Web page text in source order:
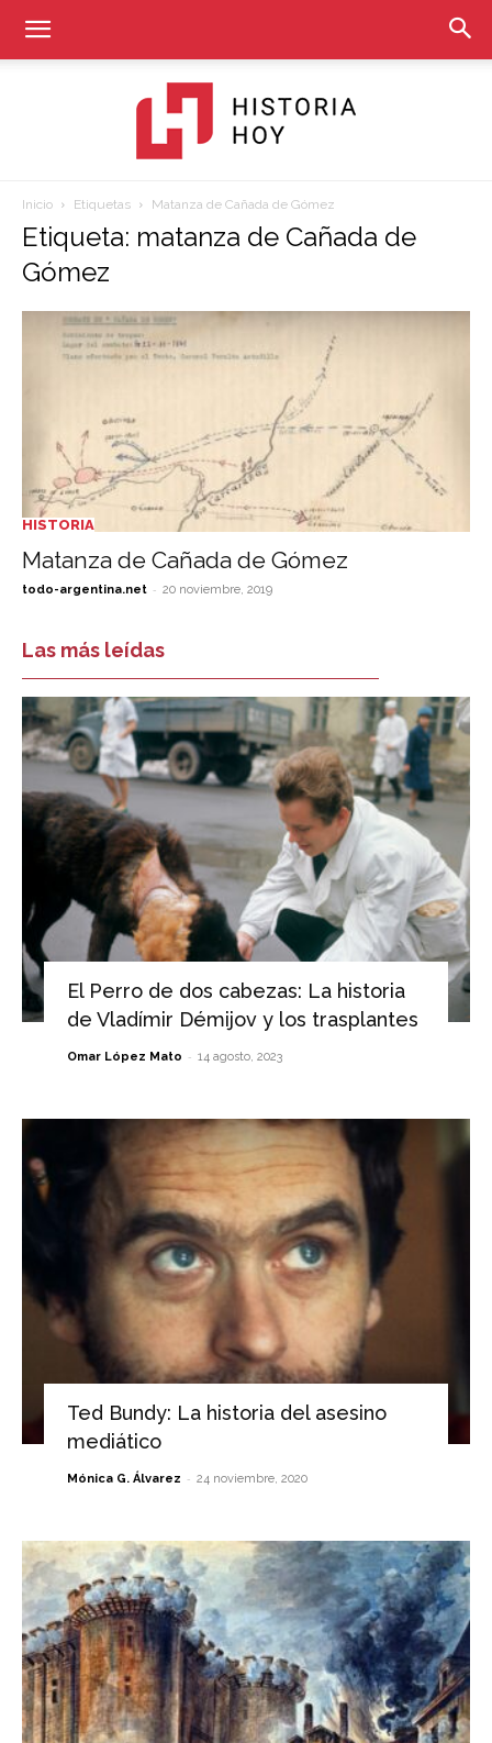
Historia
Hoy
Inicio Etiquetas Matanza de Cañada de Gómez
Etiqueta: matanza de Cañada de
Gómez
HISTORIA
Matanza de Cañada de Gómez
todo-argentina.net - 20 noviembre, 2019
Las más leídas
El Perro de dos cabezas: La historia
de Vladímir Démijov y los trasplantes
Omar López Mato - 14 agosto, 2023
Ted Bundy: La historia del asesino
mediático
Mónica G. Álvarez - 24 noviembre, 2020